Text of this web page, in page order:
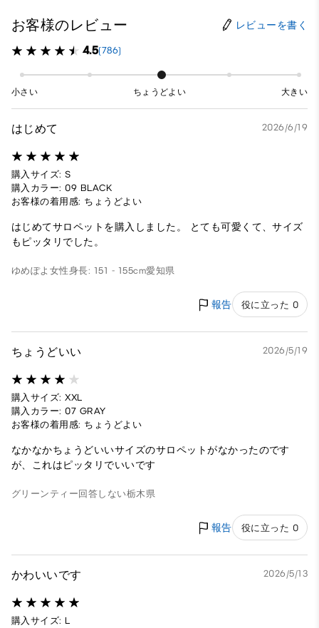
お客様のレビュー レビューを書く
4.5(786)
小さい ちょうどよい 大きい
はじめて 2026/6/19
購入サイズ: S
購入カラー: 09 BLACK
お客様の着用感: ちょうどよい
はじめてサロペットを購入しました。 とても可愛くて、サイズ
もピッタリでした。
ゆめぽよ 女性身長: 151 - 155cm愛知県
報告 役に立った 0
ちょうどいい 2026/5/19
購入サイズ: XXL
購入カラー: 07 GRAY
お客様の着用感: ちょうどよい
なかなかちょうどいいサイズのサロペットがなかったのです
が、これはピッタリでいいです
グリーンティー 回答しない栃木県
報告 役に立った 0
かわいいです 2026/5/13
購入サイズ: L